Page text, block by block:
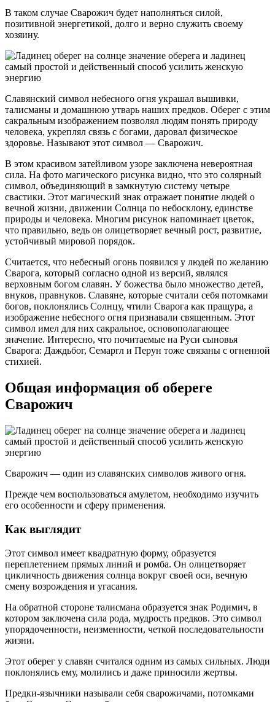
В таком случае Сварожич будет наполняться силой,
позитивной энергетикой, долго и верно служить своему
хозяину.
Славянский символ небесного огня украшал вышивки,
талисманы и домашнюю утварь наших предков. Оберег с этим
сакральным изображением позволял людям понять природу
человека, укреплял связь с богами, даровал физическое
здоровье. Называют этот символ — Сварожич.
В этом красивом затейливом узоре заключена невероятная
сила. На фото магического рисунка видно, что это солярный
символ, объединяющий в замкнутую систему четыре
свастики. Этот магический знак отражает понятие людей о
вечной жизни, движении Солнца по небосклону, единстве
природы и человека. Многим рисунок напоминает цветок,
что правильно, ведь он олицетворяет вечный рост, развитие,
устойчивый мировой порядок.
Считается, что небесный огонь появился у людей по желанию
Сварога, который согласно одной из версий, являлся
верховным богом славян. У божества было множество детей,
внуков, правнуков. Славяне, которые считали себя потомками
богов, поклонялись Солнцу, чтили Сварога как пращура, а
изображение небесного огня признавали священным. Этот
символ имел для них сакральное, основополагающее
значение. Интересно, что почитаемые на Руси сыновья
Сварога: Даждьбог, Семаргл и Перун тоже связаны с огненной
стихией.
Общая информация об обереге
Сварожич
Сварожич — один из славянских символов живого огня.
Прежде чем воспользоваться амулетом, необходимо изучить
его особенности и сферу применения.
Как выглядит
Этот символ имеет квадратную форму, образуется
переплетением прямых линий и ромба. Он олицетворяет
цикличность движения солнца вокруг своей оси, вечную
смену возрождения и угасания.
На обратной стороне талисмана образуется знак Родимич, в
котором заключена сила рода, мудрость предков. Это символ
упорядоченности, неизменности, четкой последовательности
жизни.
Этот оберег у славян считался одним из самых сильных. Люди
поклонялись ему, молились и даже приносили жертвы.
Предки-язычники называли себя сварожичами, потомками